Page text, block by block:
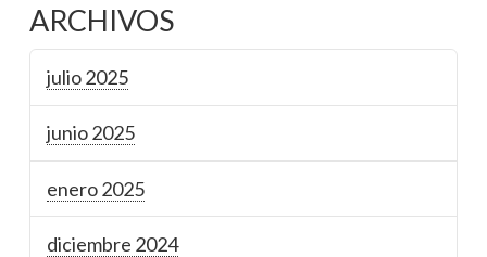
ARCHIVOS
julio 2025
junio 2025
enero 2025
diciembre 2024